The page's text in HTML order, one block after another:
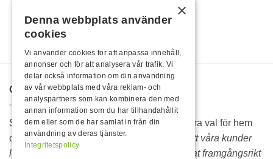
OM OSS
Sedan 1986 är Rojo hela Sveriges självklara val för hem
och fritidsprodukter.Vi lever vidare därför att våra kunder
lever vidare. Sortimentet hos Rojo är bevisat framgångsrikt
×
Denna webbplats använder
cookies
Vi använder cookies för att anpassa innehåll,
annonser och för att analysera vår trafik. Vi
delar också information om din användning
av vår webbplats med våra reklam- och
analyspartners som kan kombinera den med
annan information som du har tillhandahållit
dem eller som de har samlat in från din
användning av deras tjänster.
Integritetspolicy